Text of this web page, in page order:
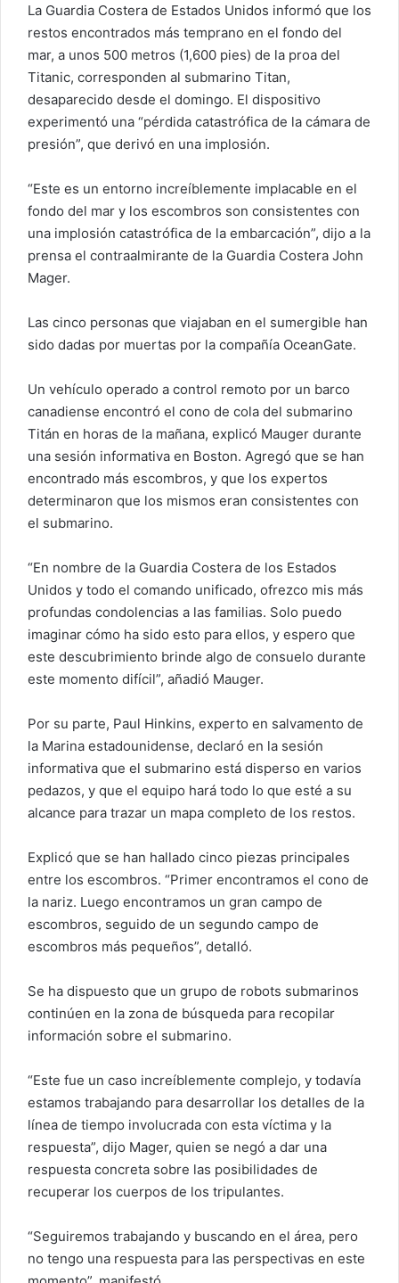
correo
electrónico
La Guardia Costera de Estados Unidos informó que los
restos encontrados más temprano en el fondo del
mar, a unos 500 metros (1,600 pies) de la proa del
Titanic, corresponden al submarino Titan,
desaparecido desde el domingo. El dispositivo
experimentó una “pérdida catastrófica de la cámara de
presión”, que derivó en una implosión.
“Este es un entorno increíblemente implacable en el
fondo del mar y los escombros son consistentes con
una implosión catastrófica de la embarcación”, dijo a la
prensa el contraalmirante de la Guardia Costera John
Mager.
Las cinco personas que viajaban en el sumergible han
sido dadas por muertas por la compañía OceanGate.
Un vehículo operado a control remoto por un barco
canadiense encontró el cono de cola del submarino
Titán en horas de la mañana, explicó Mauger durante
una sesión informativa en Boston. Agregó que se han
encontrado más escombros, y que los expertos
determinaron que los mismos eran consistentes con
el submarino.
“En nombre de la Guardia Costera de los Estados
Unidos y todo el comando unificado, ofrezco mis más
profundas condolencias a las familias. Solo puedo
imaginar cómo ha sido esto para ellos, y espero que
este descubrimiento brinde algo de consuelo durante
este momento difícil”, añadió Mauger.
Por su parte, Paul Hinkins, experto en salvamento de
la Marina estadounidense, declaró en la sesión
informativa que el submarino está disperso en varios
pedazos, y que el equipo hará todo lo que esté a su
alcance para trazar un mapa completo de los restos.
Explicó que se han hallado cinco piezas principales
entre los escombros. “Primer encontramos el cono de
la nariz. Luego encontramos un gran campo de
escombros, seguido de un segundo campo de
escombros más pequeños”, detalló.
Se ha dispuesto que un grupo de robots submarinos
continúen en la zona de búsqueda para recopilar
información sobre el submarino.
“Este fue un caso increíblemente complejo, y todavía
estamos trabajando para desarrollar los detalles de la
línea de tiempo involucrada con esta víctima y la
respuesta”, dijo Mager, quien se negó a dar una
respuesta concreta sobre las posibilidades de
recuperar los cuerpos de los tripulantes.
“Seguiremos trabajando y buscando en el área, pero
no tengo una respuesta para las perspectivas en este